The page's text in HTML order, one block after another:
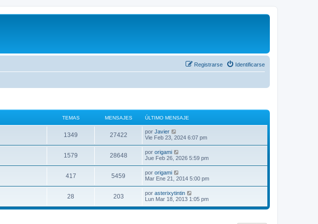
Identificarse
Registrarse
TEMAS MENSAJES ÚLTIMO MENSAJE
1349 27422 por Javier
e
ú
l
t
i
m
o
m
e
n
s
a
Vie Feb 23, 2024 6:07 pm
1579 28648 por origami
e
l
t
i
m
o
m
e
Jue Feb 26, 2026 5:59 pm
417 5459 por origami
e
ú
l
t
i
Mar Ene 21, 2014 5:00 pm
28 203 por asterixytintin
e
ú
Lun Mar 18, 2013 1:05 pm